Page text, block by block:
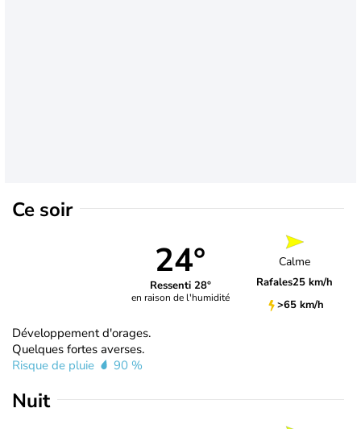
Ce soir
24°
Ressenti 28°
en raison de l'humidité
Calme
Rafales25 km/h
>65 km/h
Développement d'orages.
Quelques fortes averses.
Risque de pluie
90 %
Nuit